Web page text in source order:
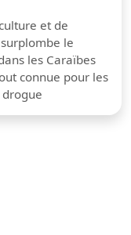
et de
le
les Caraïbes
connue pour les